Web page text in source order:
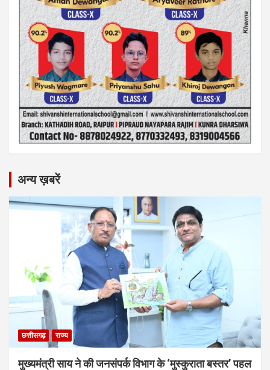
अन्य ख़बरें
छत्तीसगढ़ राज्य
मुख्यमंत्री साय ने की जनसंपर्क विभाग के ‘मुस्कुराता बस्तर’ पहल